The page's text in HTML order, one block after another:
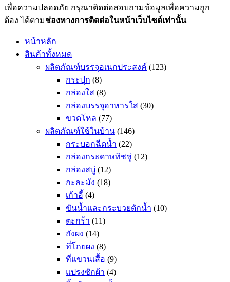
เพื่อความปลอดภัย กรุณาติดต่อสอบถามข้อมูลเพื่อความถูก
ต้อง ได้ตามช่องทางการติดต่อในหน้าเว็บไซด์เท่านั้น
หน้าหลัก
สินค้าทั้งหมด
ผลิตภัณฑ์บรรจุอเนกประสงค์ (123)
กระปุก (8)
กล่องใส (8)
กล่องบรรจุอาหารใส (30)
ขวดโหล (77)
ผลิตภัณฑ์ใช้ในบ้าน (146)
กระบอกฉีดน้ำ (22)
กล่องกระดาษทิชชู่ (12)
กล่องสบู่ (12)
กะละมัง (18)
เก้าอี้ (4)
ขันน้ำและกระบวยตักน้ำ (10)
ตะกร้า (11)
ถังผง (14)
ที่โกยผง (8)
ที่แขวนเสื้อ (9)
แปรงซักผ้า (4)